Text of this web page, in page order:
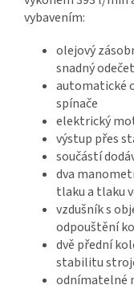
vybavením:
olejový
snadný
automatické
spínače
elektrický
výstup přes
součástí
dva
tlaku a tlaku
vzdušník s
odpouštění
dvě přední
stabilitu
odnímatelné